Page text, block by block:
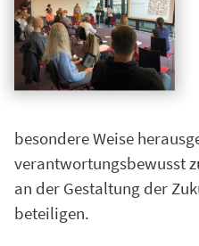
besondere Weise
verantwortungsbewusst
an der Gestaltung der
beteiligen.